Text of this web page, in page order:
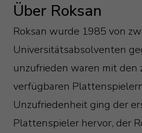
Über Roksan
Roksan wurde 1985 von
Universitätsabsolventen
unzufrieden waren mit den
verfügbaren
Unzufriedenheit ging der
Plattenspieler hervor, der